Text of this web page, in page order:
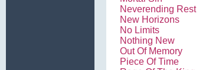
Neverending Rest
New Horizons
No Limits
Nothing New
Out Of Memory
Piece Of Time